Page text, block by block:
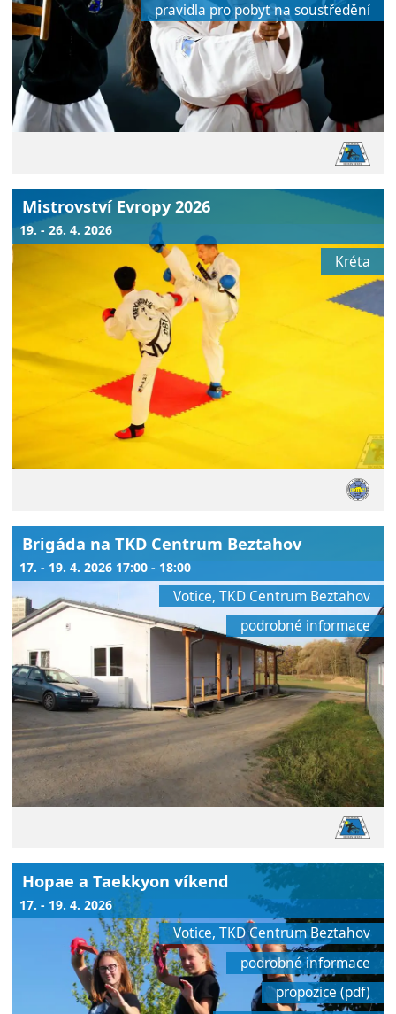
pravidla pro pobyt na soustředění
Mistrovství Evropy 2026
19. - 26. 4. 2026
Kréta
Brigáda na TKD Centrum Beztahov
17. - 19. 4. 2026 17:00 - 18:00
Votice, TKD Centrum Beztahov
podrobné informace
Hopae a Taekkyon víkend
17. - 19. 4. 2026
Votice, TKD Centrum Beztahov
podrobné informace
propozice (pdf)